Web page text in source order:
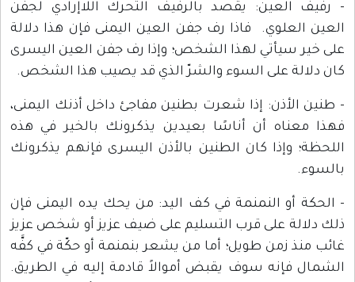
- رفيف العين: يقصد بالرفيف التَّحرك اللاإرادي لجفن
العين العلوي. فاذا رف جفن العين اليمنى فإن هذا دلالة
على خير سيأتي لهذا الشخص؛ وإذا رف جفن العين اليسرى
كان دلالة على السوء والشرّ الذي قد يصيب هذا الشخص.
- طنين الأذن: إذا شعرت بطنين مفاجئ داخل أذنك اليمنى،
فهذا معناه أن أناسًا بعيدين يذكرونك بالخير في هذه
اللحظة؛ وإذا كان الطنين بالأذن اليسرى فإنهم يذكرونك
بالسوء.
- الحكة أو النمنمة في كف اليد: من يحك يده اليمنى فإن
ذلك دلالة على قرب التسليم على ضيف عزيز أو شخص عزيز
غائب منذ زمن طويل؛ أما من يشعر بنمنمة أو حكّة في كفَّه
الشمال فإنه سوف يقبض أموالاً قادمة إليه في الطريق.